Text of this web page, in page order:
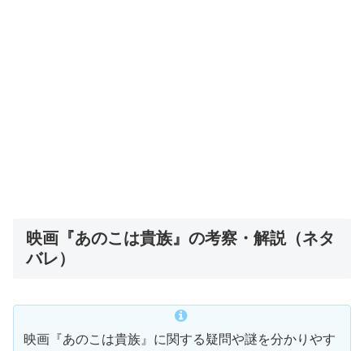
映画『あのこは貴族』の考察・解説（ネタ
バレ）
映画『あのこは貴族』に関する疑問や謎を分かりやす